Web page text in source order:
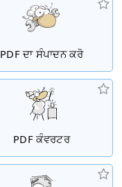
PDF ਦਾ ਸੰਪਾਦਨ ਕਰੋ
PDF ਕੰਵਰਟਰ